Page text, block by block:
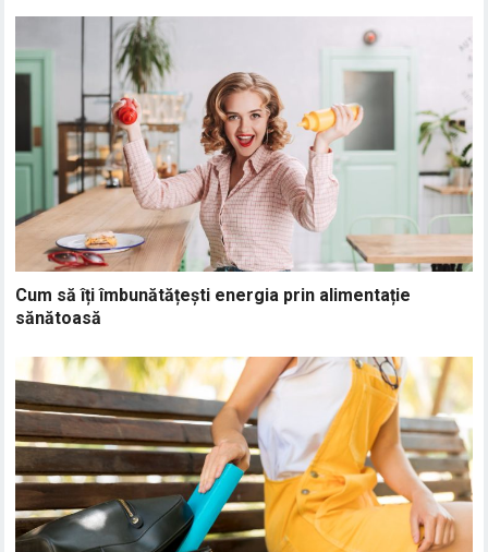
Cum să îți îmbunătățești energia prin alimentație
sănătoasă